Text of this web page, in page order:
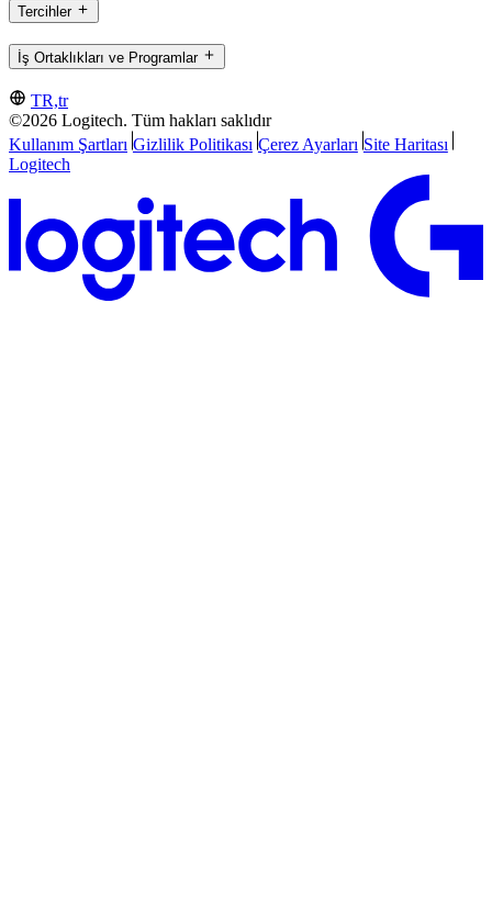
Tercihler
İş Ortaklıkları ve Programlar
TR,tr
©2026 Logitech. Tüm hakları saklıdır
Kullanım Şartları Gizlilik Politikası Çerez Ayarları Site Haritası
Logitech